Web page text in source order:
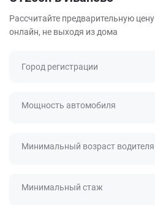
Рассчитайте предварительную
онлайн, не выходя из дома
Город регистрации
Мощность автомобиля
Минимальный возраст водителя
Минимальный стаж